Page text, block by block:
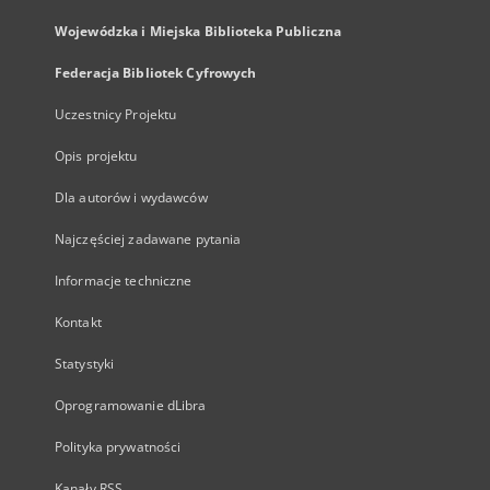
Wojewódzka i Miejska Biblioteka Publiczna
Federacja Bibliotek Cyfrowych
Uczestnicy Projektu
Opis projektu
Dla autorów i wydawców
Najczęściej zadawane pytania
Informacje techniczne
Kontakt
Statystyki
Oprogramowanie dLibra
Polityka prywatności